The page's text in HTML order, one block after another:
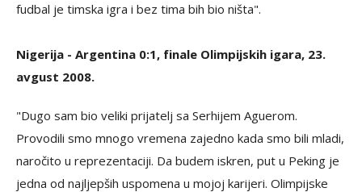
fudbal je timska igra i bez tima bih bio ništa".
Nigerija - Argentina 0:1, finale Olimpijskih igara, 23.
avgust 2008.
"Dugo sam bio veliki prijatelj sa Serhijem Aguerom.
Provodili smo mnogo vremena zajedno kada smo bili mladi,
naročito u reprezentaciji. Da budem iskren, put u Peking je
jedna od najljepših uspomena u mojoj karijeri. Olimpijske